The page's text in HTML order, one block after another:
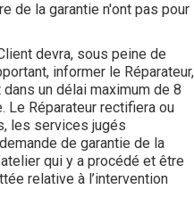
de la garantie n'ont pas pour
devra, sous peine de
informer le Réparateur,
un délai maximum de 8
Le Réparateur rectifiera ou
les services jugés
de garantie de la
qui y a procédé et être
relative à l’intervention